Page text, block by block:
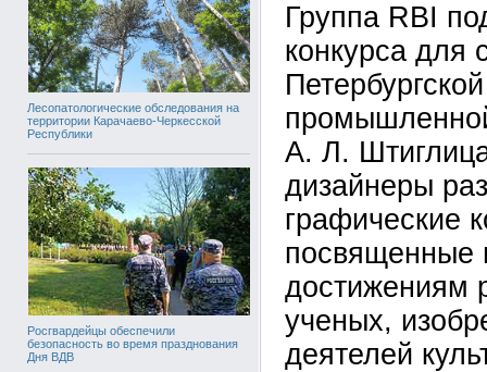
Лесопатологические обследования на
территории Карачаево-Черкесской
Республики
Росгвардейцы обеспечили
безопасность во время празднования
Дня ВДВ
Группа RBI
конкурса для
А. Л.
дизайнеры
графические
достижениям
ученых,
деятелей